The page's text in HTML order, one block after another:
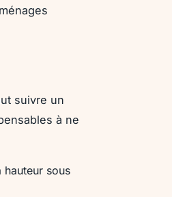
suivre un
à ne
sous